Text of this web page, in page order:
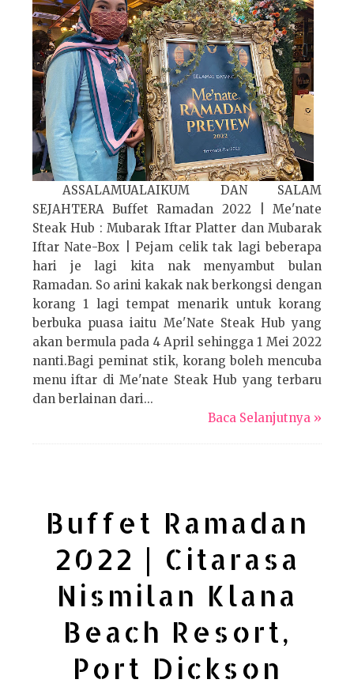
ASSALAMUALAIKUM DAN SALAM
SEJAHTERA Buffet Ramadan 2022 | Me'nate
Steak Hub : Mubarak Iftar Platter dan Mubarak
Iftar Nate-Box | Pejam celik tak lagi beberapa
hari je lagi kita nak menyambut bulan
Ramadan. So arini kakak nak berkongsi dengan
korang 1 lagi tempat menarik untuk korang
berbuka puasa iaitu Me'Nate Steak Hub yang
akan bermula pada 4 April sehingga 1 Mei 2022
nanti.Bagi peminat stik, korang boleh mencuba
menu iftar di Me'nate Steak Hub yang terbaru
dan berlainan dari...
Baca Selanjutnya »
Buffet Ramadan
2022 | Citarasa
Nismilan Klana
Beach Resort,
Port Dickson